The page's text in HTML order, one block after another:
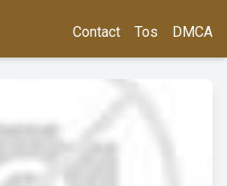
Contact Tos DMCA